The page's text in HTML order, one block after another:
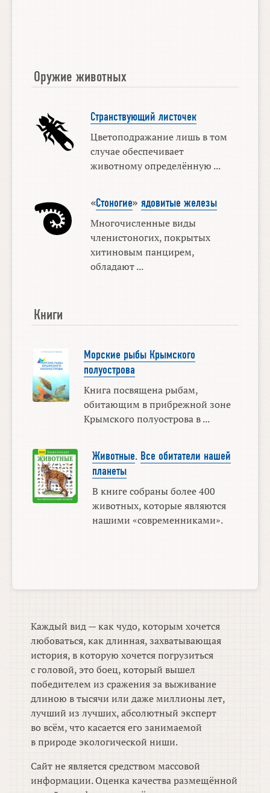
Оружие животных
Странствующий листочек
Цветоподражание лишь в том
случае обеспечивает
животному определённую ...
«Стоногие» ядовитые железы
Многочисленные виды
членистоногих, покрытых
хитиновым панцирем,
обладают ...
Книги
Морские рыбы Крымского
полуострова
Книга посвящена рыбам,
обитающим в прибрежной зоне
Крымского полуострова в ...
Животные. Все обитатели нашей
планеты
В книге собраны более 400
животных, которые являются
нашими «современниками».
Каждый вид — как чудо, которым хочется
любоваться, как длинная, захватывающая
история, в которую хочется погрузиться
с головой, это боец, который вышел
победителем из сражения за выживание
длиною в тысячи или даже миллионы лет,
лучший из лучших, абсолютный эксперт
во всём, что касается его занимаемой
в природе экологической ниши.
Сайт не является средством массовой
информации. Оценка качества размещённой